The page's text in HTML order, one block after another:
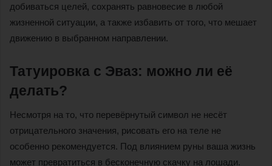
добиваться целей, сохранять равновесие в любой
жизненной ситуации, а также избавить от того, что мешает
движению в выбранном направлении.
Татуировка с Эваз: можно ли её
делать?
Несмотря на то, что перевёрнутый символ не несёт
отрицательного значения, рисовать его на теле не
особенно рекомендуется. Под влиянием руны ваша жизнь
может превратиться в бесконечную скачку на лошади.